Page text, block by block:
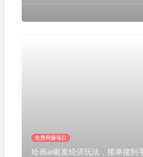
免费网赚项目
绘画ai银发经济玩法，接单接到